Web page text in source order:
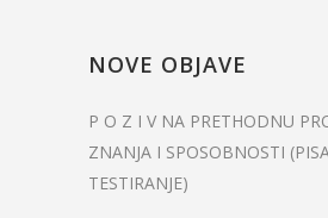
NOVE OBJAVE
P O Z I V NA PRETHODNU
ZNANJA I SPOSOBNOSTI
TESTIRANJE)